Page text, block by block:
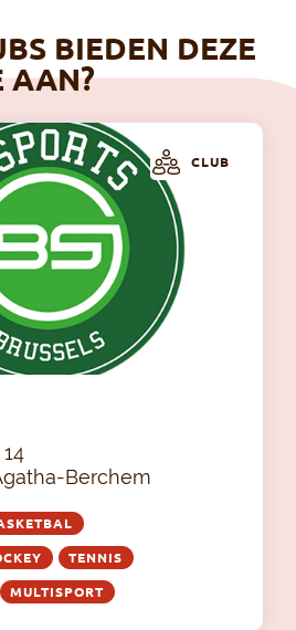
BIEDEN DEZE
AAN?
CLUB
Berchem
TENNIS
MULTISPORT